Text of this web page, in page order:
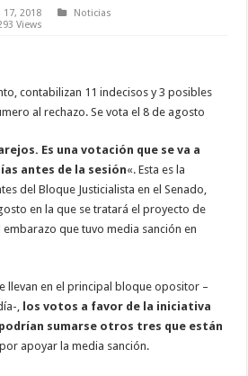
2018
Noticias
Views
contabilizan 11 indecisos y 3 posibles
al rechazo. Se vota el 8 de agosto
Es una votación que se va a
antes de la sesión«. Esta es la
del Bloque Justicialista en el Senado,
en la que se tratará el proyecto de
que tuvo media sanción en
llevan en el principal bloque opositor –
, los votos a favor de la iniciativa
podrían sumarse otros tres que están
apoyar la media sanción.